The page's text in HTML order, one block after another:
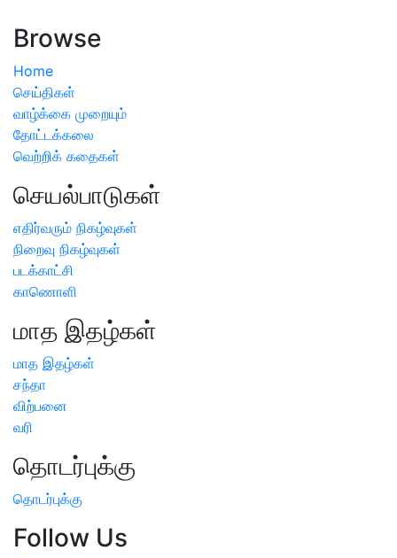
Browse
Home
செய்திகள்
வாழ்க்கை முறையும்
தோட்டக்கலை
வெற்றிக் கதைகள்
செயல்பாடுகள்
எதிர்வரும் நிகழ்வுகள்
நிறைவு நிகழ்வுகள்
படக்காட்சி
காணொளி
மாத இதழ்கள்
மாத இதழ்கள்
சந்தா
விற்பனை
வரி
தொடர்புக்கு
தொடர்புக்கு
Follow Us